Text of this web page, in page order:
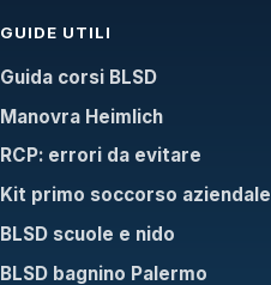
GUIDE UTILI
Guida corsi BLSD
Manovra Heimlich
RCP: errori da evitare
Kit primo soccorso aziendale
BLSD scuole e nido
BLSD bagnino Palermo